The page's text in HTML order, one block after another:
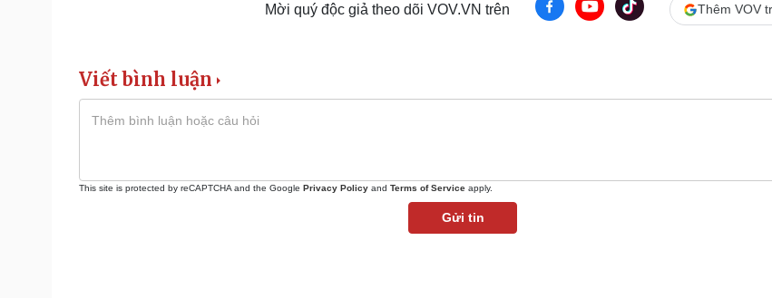
Mời quý độc giả theo dõi VOV.VN trên Thêm VOV
Viết bình luận
This site is protected by reCAPTCHA and the Google Privacy Policy and Terms of Service apply.
Gửi tin